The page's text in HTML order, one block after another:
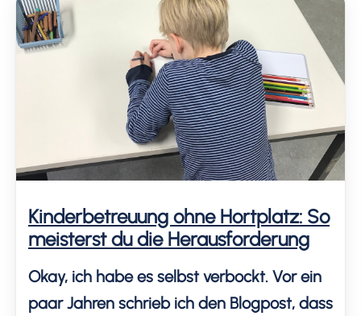
Kinderbetreuung ohne Hortplatz: So
meisterst du die Herausforderung
Okay, ich habe es selbst verbockt. Vor ein
paar Jahren schrieb ich den Blogpost, dass